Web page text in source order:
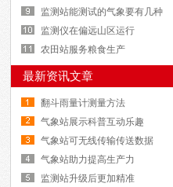
监测站能测试的气象要有几种
监测仪在偏远山区运行
农田站服务粮食生产
最新资讯文章
翻斗雨量计测量方法
气象站展示科普互动乐趣
气象站可无线传输传送数据
气象站助力提高生产力
监测站升级后更加精准